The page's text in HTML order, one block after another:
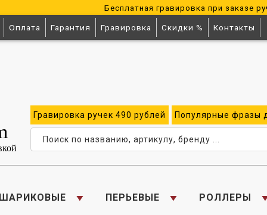
Бесплатная гравировка при заказе
Оплата Гарантия Гравировка Скидки % Контакты
Гравировка ручек490 рублей Популярные фразы
ШАРИКОВЫЕ ПЕРЬЕВЫЕ РОЛЛЕРЫ